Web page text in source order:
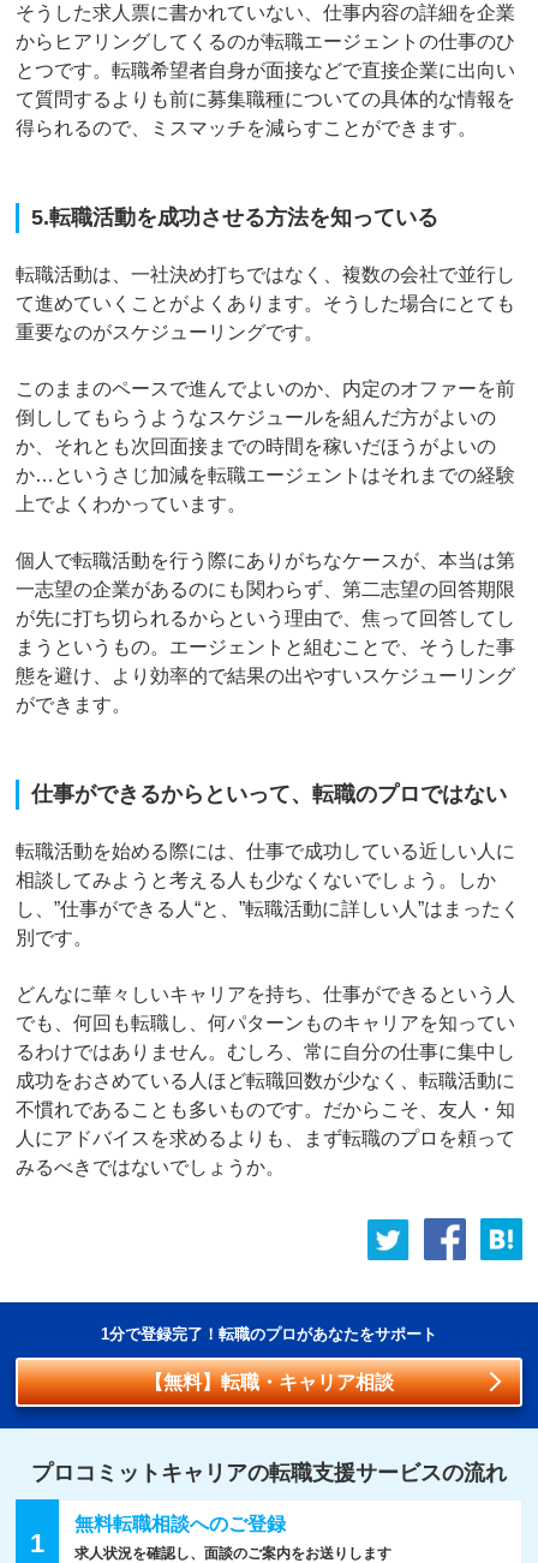
そうした求人票に書かれていない、仕事内容の詳細を企業
からヒアリングしてくるのが転職エージェントの仕事のひ
とつです。転職希望者自身が面接などで直接企業に出向い
て質問するよりも前に募集職種についての具体的な情報を
得られるので、ミスマッチを減らすことができます。
5.転職活動を成功させる方法を知っている
転職活動は、一社決め打ちではなく、複数の会社で並行し
て進めていくことがよくあります。そうした場合にとても
重要なのがスケジューリングです。
このままのペースで進んでよいのか、内定のオファーを前
倒ししてもらうようなスケジュールを組んだ方がよいの
か、それとも次回面接までの時間を稼いだほうがよいの
か…というさじ加減を転職エージェントはそれまでの経験
上でよくわかっています。
個人で転職活動を行う際にありがちなケースが、本当は第
一志望の企業があるのにも関わらず、第二志望の回答期限
が先に打ち切られるからという理由で、焦って回答してし
まうというもの。エージェントと組むことで、そうした事
態を避け、より効率的で結果の出やすいスケジューリング
ができます。
仕事ができるからといって、転職のプロではない
転職活動を始める際には、仕事で成功している近しい人に
相談してみようと考える人も少なくないでしょう。しか
し、”仕事ができる人“と、”転職活動に詳しい人”はまったく
別です。
どんなに華々しいキャリアを持ち、仕事ができるという人
でも、何回も転職し、何パターンものキャリアを知ってい
るわけではありません。むしろ、常に自分の仕事に集中し
成功をおさめている人ほど転職回数が少なく、転職活動に
不慣れであることも多いものです。だからこそ、友人・知
人にアドバイスを求めるよりも、まず転職のプロを頼って
みるべきではないでしょうか。
1分で登録完了！転職のプロがあなたをサポート
【無料】転職・キャリア相談
プロコミットキャリアの転職支援サービスの流れ
1
無料転職相談へのご登録
求人状況を確認し、面談のご案内をお送りします